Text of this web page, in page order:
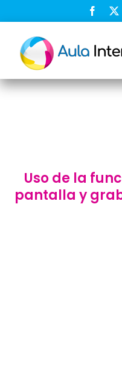
contenido
Uso de la
pantalla y